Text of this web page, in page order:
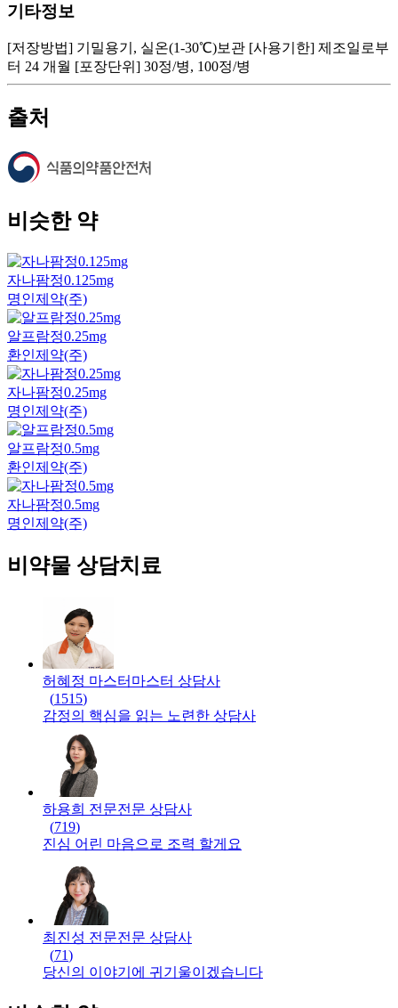
기타정보
[저장방법] 기밀용기, 실온(1-30℃)보관 [사용기한] 제조일로부
터 24 개월 [포장단위] 30정/병, 100정/병
출처
비슷한 약
자나팜정0.125mg
명인제약(주)
알프람정0.25mg
환인제약(주)
자나팜정0.25mg
명인제약(주)
알프람정0.5mg
환인제약(주)
자나팜정0.5mg
명인제약(주)
비약물 상담치료
허혜정 마스터 마스터 상담사
(1515)
감정의 핵심을 읽는 노련한 상담사
하용희 전문전문 상담사
(719)
진심 어린 마음으로 조력 할게요
최진성 전문전문 상담사
(71)
당신의 이야기에 귀기울이겠습니다